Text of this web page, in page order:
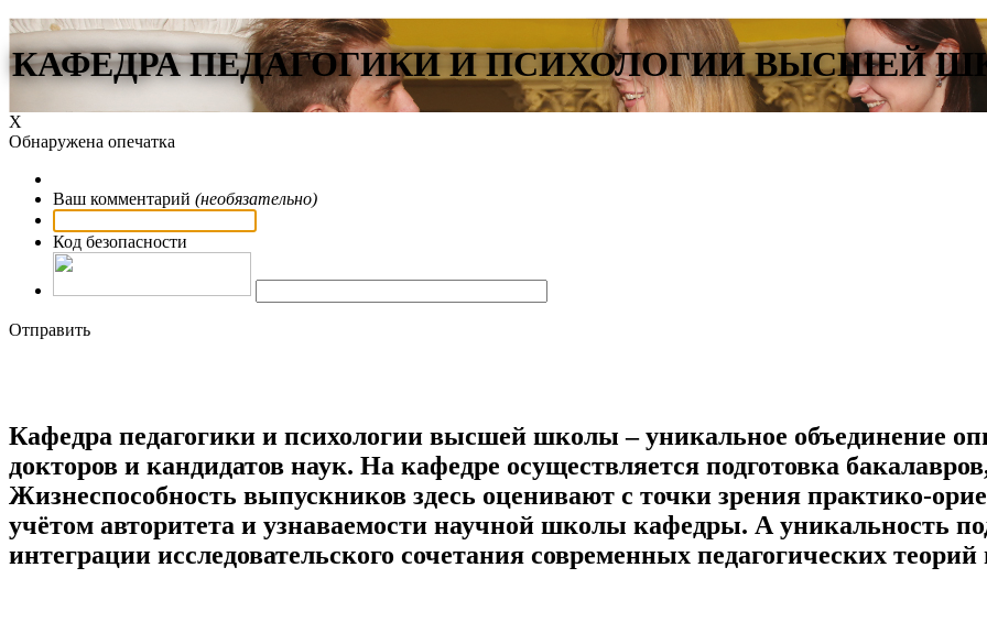
КАФЕДРА ПЕДАГОГИКИ И ПСИХОЛОГИИ ВЫСШЕЙ
Х
Обнаружена опечатка
Ваш комментарий (необязательно)
Код безопасности
Отправить
Кафедра педагогики и психологии высшей школы – уникальное объединение
докторов и кандидатов наук. На кафедре осуществляется подготовка
Жизнеспособность выпускников здесь оценивают с точки зрения практико-
учётом авторитета и узнаваемости научной школы кафедры. А уникальность
интеграции исследовательского сочетания современных педагогических